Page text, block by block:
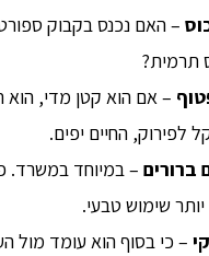
– האם נכנס בקבוק
תרמית?
– אם הוא קטן מדי,
לפירוק, החיים יפים.
ברורים – במיוחד במשרד.
שימוש טבעי.
– כי בסוף הוא עומד מול